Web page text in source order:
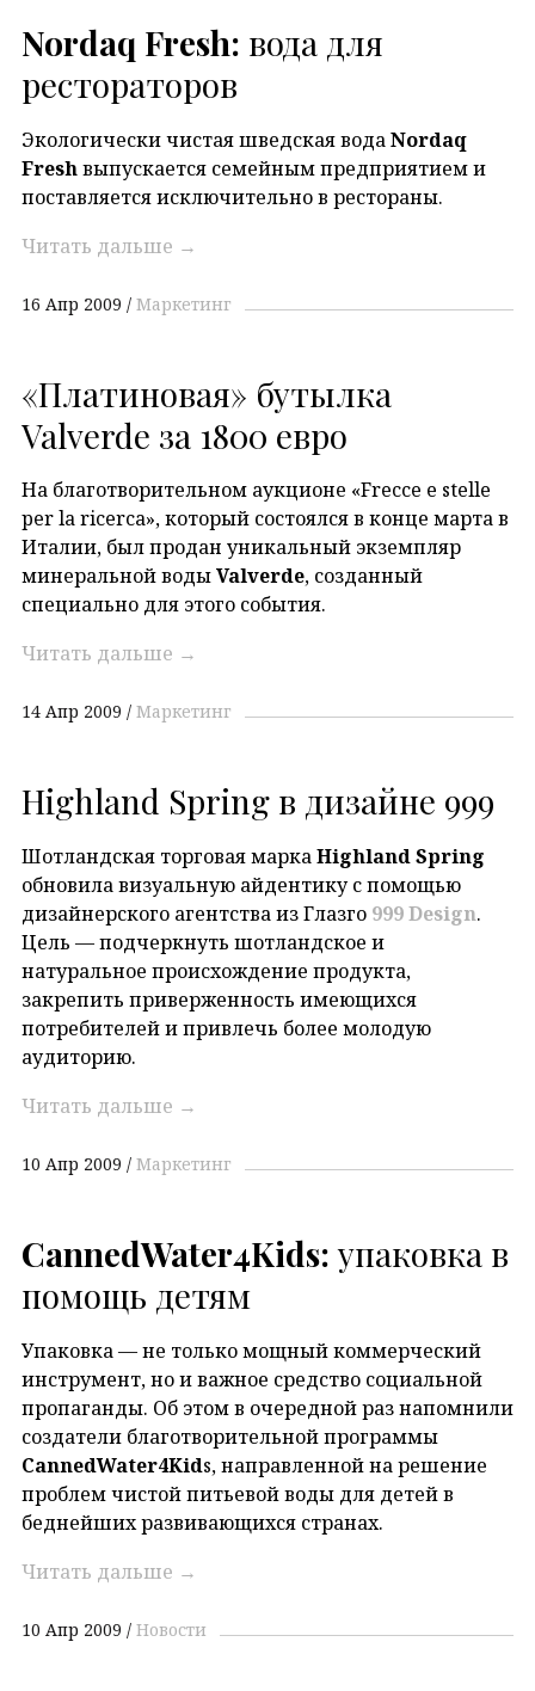
Nordaq Fresh: вода для
рестораторов
Экологически чистая шведская вода Nordaq
Fresh выпускается семейным предприятием и
поставляется исключительно в рестораны.
Читать дальше →
16 Апр 2009 Маркетинг
«Платиновая» бутылка
Valverde за 1800 евро
На благотворительном аукционе «Frecce e stelle
per la ricerca», который состоялся в конце марта в
Италии, был продан уникальный экземпляр
минеральной водыValverde, созданный
специально для этого события.
Читать дальше →
14 Апр 2009 Маркетинг
Highland Spring в дизайне 999
Шотландская торговая маркаHighland Spring
обновила визуальную айдентику с помощью
дизайнерского агентства из Глазго 999 Design.
Цель — подчеркнуть шотландское и
натуральное происхождение продукта,
закрепить приверженность имеющихся
потребителей и привлечь более молодую
аудиторию.
Читать дальше →
10 Апр 2009 Маркетинг
CannedWater4Kids:упаковка в
помощь детям
Упаковка — не только мощный коммерческий
инструмент, но и важное средство социальной
пропаганды. Об этом в очередной раз напомнили
создатели благотворительной программы
CannedWater4Kids, направленной на решение
проблем чистой питьевой воды для детей в
беднейших развивающихся странах.
Читать дальше →
10 Апр 2009 Новости